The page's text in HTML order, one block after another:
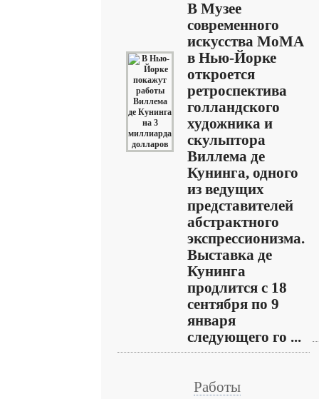
В Музее
современного
искусства MoMA
в Нью-Йорке
откроется
ретроспектива
голландского
художника и
скульптора
Виллема де
Кунинга, одного
из ведущих
представителей
абстрактного
экспрессионизма.
Выставка де
Кунинга
продлится с 18
сентября по 9
января
следующего го ...
Работы